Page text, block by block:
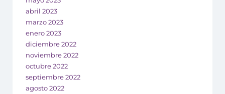
abril 2023
marzo 2023
enero 2023
diciembre 2022
noviembre 2022
octubre 2022
septiembre 2022
agosto 2022